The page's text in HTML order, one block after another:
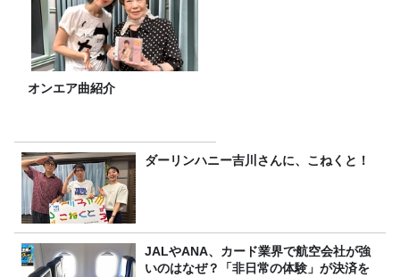
オンエア曲紹介
ダーリンハニー吉川さんに、こねくと！
JALやANA、カード業界で航空会社が強
いのはなぜ？「非日常の体験」が決済を